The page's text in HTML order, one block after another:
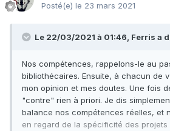
Posté(e) le 23 mars 2021
Le 22/03/2021 à 01:46, Ferris a
Nos compétences, rappelons-le au
bibliothécaires. Ensuite, à chacun de
mon opinion et mes doutes. Une fois
"contre" rien à priori. Je dis
balance nos compétences réelles, et
en regard de la spécificité des projets